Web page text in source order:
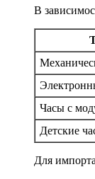
В
Часы с
Детские
Для